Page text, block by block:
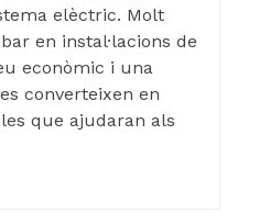
elèctric. Molt
en instal·lacions de
econòmic i una
converteixen en
que ajudaran als